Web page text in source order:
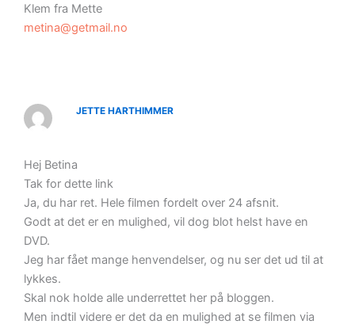
Klem fra Mette
metina@getmail.no
JETTE HARTHIMMER
Hej Betina
Tak for dette link
Ja, du har ret. Hele filmen fordelt over 24 afsnit.
Godt at det er en mulighed, vil dog blot helst have en
DVD.
Jeg har fået mange henvendelser, og nu ser det ud til at
lykkes.
Skal nok holde alle underrettet her på bloggen.
Men indtil videre er det da en mulighed at se filmen via